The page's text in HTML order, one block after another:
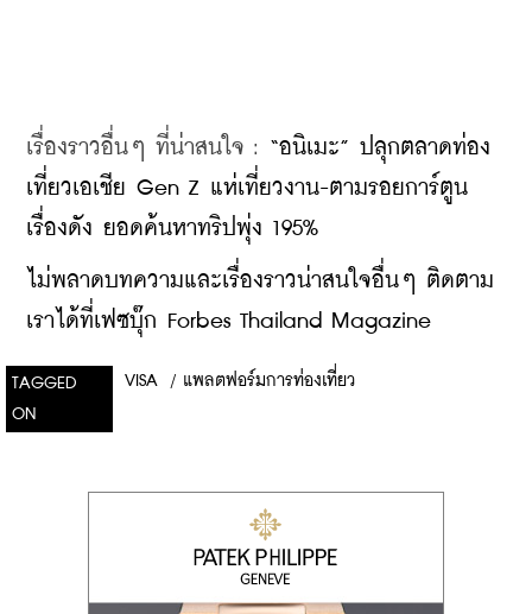
เรื่องราวอื่นๆ ที่น่าสนใจ : “อนิเมะ” ปลุกตลาดท่อง
เที่ยวเอเชีย Gen Z แห่เที่ยวงาน-ตามรอยการ์ตูน
เรื่องดัง ยอดค้นหาทริปพุ่ง 195%
ไม่พลาดบทความและเรื่องราวน่าสนใจอื่นๆ ติดตาม
เราได้ที่เฟซบุ๊ก Forbes Thailand Magazine
TAGGED
ON
VISA / แพลตฟอร์มการท่องเที่ยว